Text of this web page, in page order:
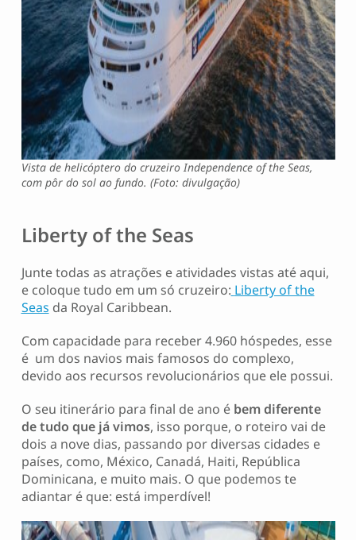
Vista de helicóptero do cruzeiro Independence of the Seas,
com pôr do sol ao fundo. (Foto: divulgação)
Liberty of the Seas
Junte todas as atrações e atividades vistas até aqui,
e coloque tudo em um só cruzeiro: Liberty of the
Seas da Royal Caribbean.
Com capacidade para receber 4.960 hóspedes, esse
é um dos navios mais famosos do complexo,
devido aos recursos revolucionários que ele possui.
O seu itinerário para final de ano é bem diferente
de tudo que já vimos, isso porque, o roteiro vai de
dois a nove dias, passando por diversas cidades e
países, como, México, Canadá, Haiti, República
Dominicana, e muito mais. O que podemos te
adiantar é que: está imperdível!